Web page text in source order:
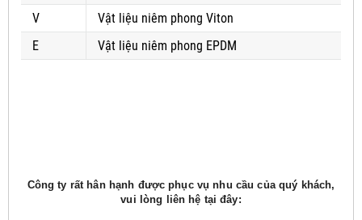
V
Vật liệu niêm phong Viton
E
Vật liệu niêm phong EPDM
Công ty rất hân hạnh được phục vụ nhu cầu của quý khách,
vui lòng liên hệ tại đây: